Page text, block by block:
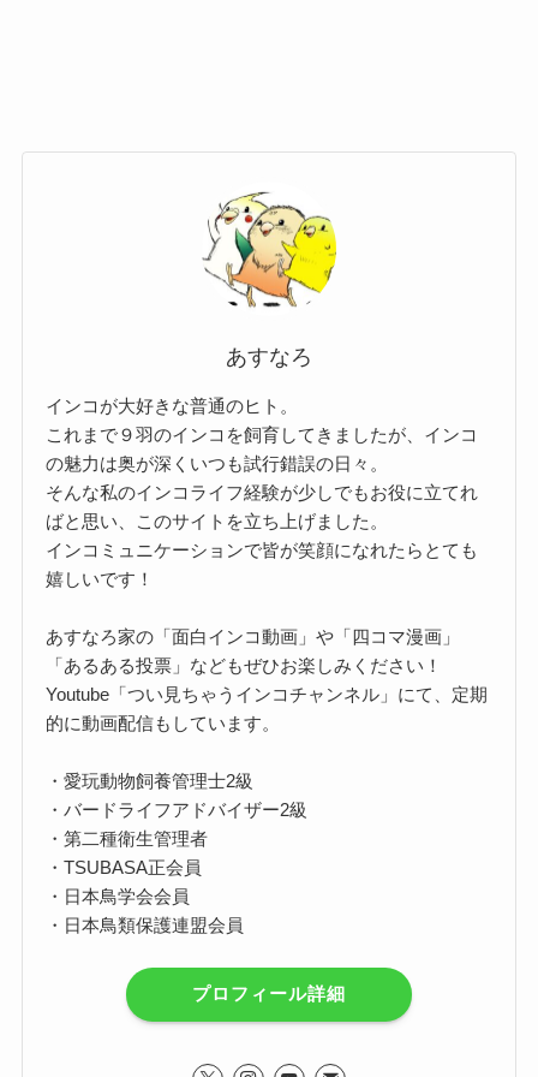
あすなろ
インコが大好きな普通のヒト。
これまで９羽のインコを飼育してきましたが、インコ
の魅力は奥が深くいつも試行錯誤の日々。
そんな私のインコライフ経験が少しでもお役に立てれ
ばと思い、このサイトを立ち上げました。
インコミュニケーションで皆が笑顔になれたらとても
嬉しいです！
あすなろ家の「面白インコ動画」や「四コマ漫画」
「あるある投票」などもぜひお楽しみください！
Youtube「つい見ちゃうインコチャンネル」にて、定期
的に動画配信もしています。
・愛玩動物飼養管理士2級
・バードライフアドバイザー2級
・第二種衛生管理者
・TSUBASA正会員
・日本鳥学会会員
・日本鳥類保護連盟会員
プロフィール詳細